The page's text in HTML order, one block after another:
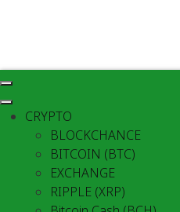
CRYPTO
BLOCKCHANCE
BITCOIN (BTC)
EXCHANGE
RIPPLE (XRP)